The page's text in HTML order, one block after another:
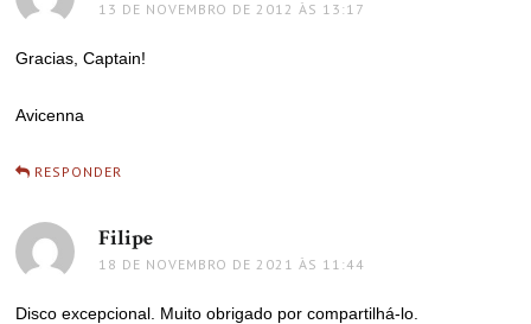
13 DE NOVEMBRO DE 2012 ÀS 13:17
Gracias, Captain!
Avicenna
RESPONDER
Filipe
18 DE NOVEMBRO DE 2021 ÀS 11:44
Disco excepcional. Muito obrigado por compartilhá-lo.